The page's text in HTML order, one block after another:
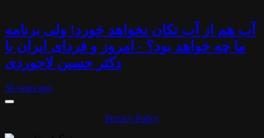
آب هم از آب تکان نخواهد خورد! ولی برنامه
ما چه خواهد بود؟ - امروز و فردای ایران با
دکتر حسین لاجوردی
56 years ago
Privacy Policy